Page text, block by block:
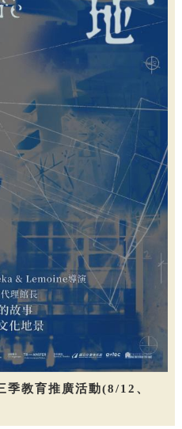
季教育推廣活動(8/12、